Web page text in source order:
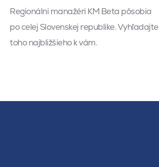
Regionálni manažéri KM Beta pôsobia
po celej Slovenskej republike. Vyhľadajte
toho najbližšieho k vám.